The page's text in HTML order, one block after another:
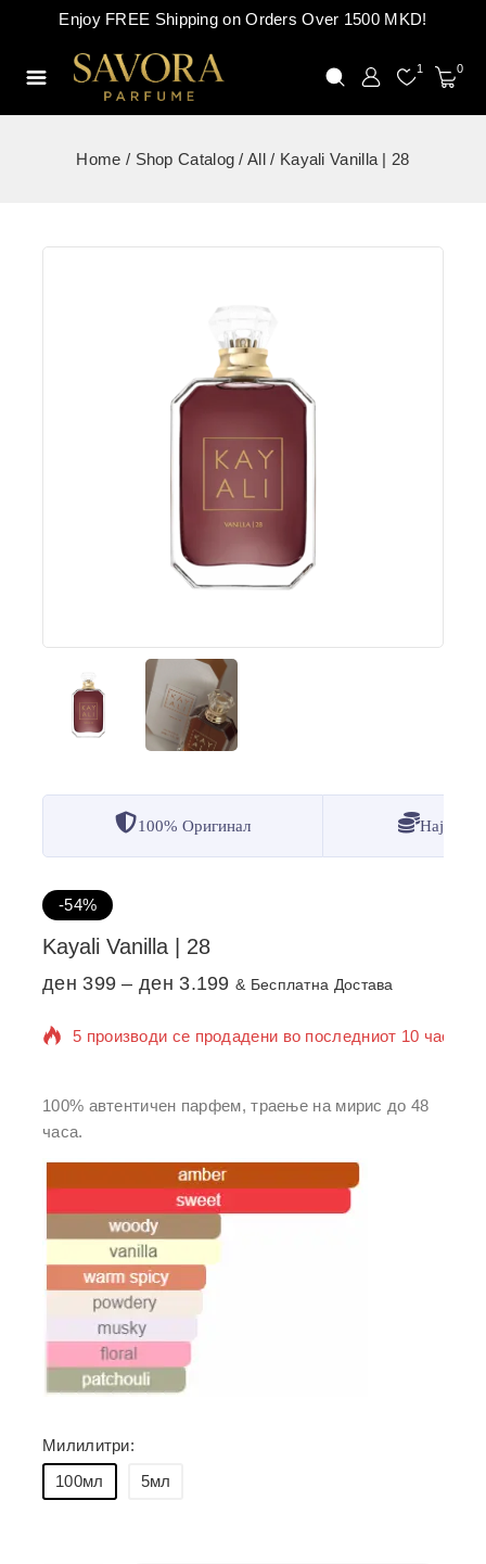
Enjoy FREE Shipping on Orders Over 1500 MKD!
1 0
Home / Shop Catalog / All / Kayali Vanilla | 28
100% Оригинал
-54%
Kayali Vanilla | 28
ден 399 – ден 3.199 & Бесплатна Достава
100% автентичен парфем, траење на мирис до 48
часа.
Милилитри:
100мл
5мл